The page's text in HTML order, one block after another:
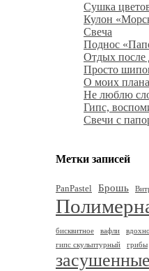
Сушка
Кулон
Свеча
Поднос
Отдых после
Просто
О моих
Не люблю
Гипс,
Свечи с
Метки записей
PanPastel Брошь
бисквитное вафли
гипс скульптурный грибы